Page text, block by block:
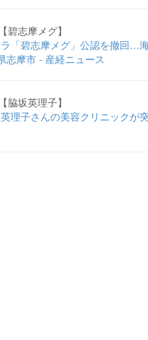
志摩メグ】
「碧志摩メグ」公認を撤回…
志摩市 - 産経ニュース
坂英理子】
理子さんの美容クリニックが